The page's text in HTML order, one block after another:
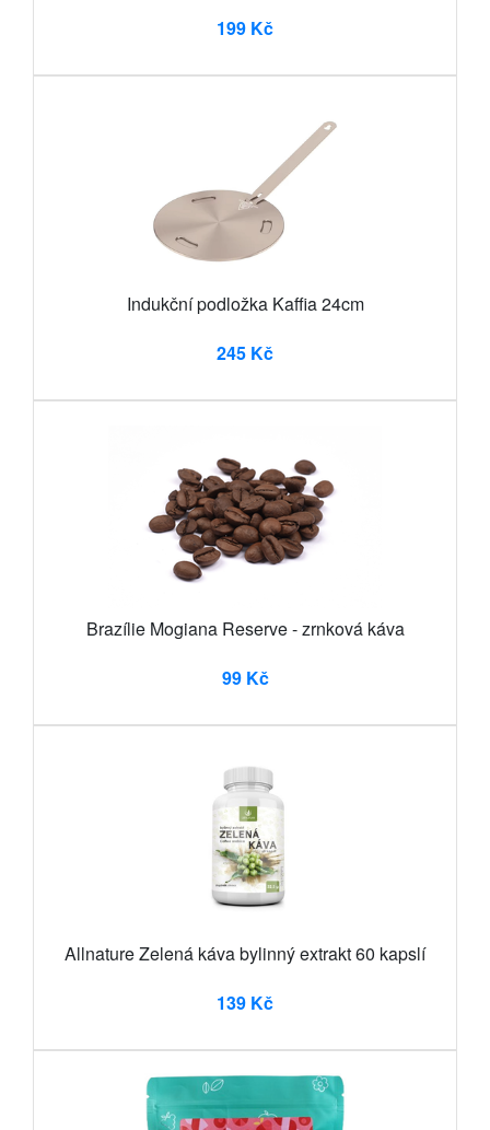
199 Kč
Indukční podložka Kaffia 24cm
245 Kč
Brazílie Mogiana Reserve - zrnková káva
99 Kč
Allnature Zelená káva bylinný extrakt 60 kapslí
139 Kč